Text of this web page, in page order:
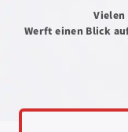
Werft einen Blick